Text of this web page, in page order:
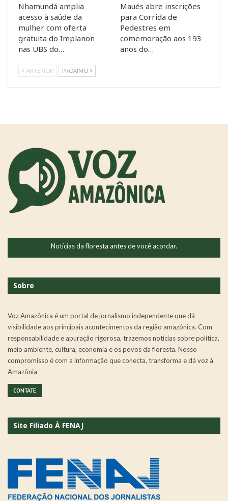
Nhamundá amplia
acesso à saúde da
mulher com oferta
gratuita do Implanon
nas UBS do…
Maués abre inscrições
para Corrida de
Pedestres em
comemoração aos 193
anos do…
ANTERIOR PRÓXIMO
Notícias da floresta antes de você acordar.
Sobre
Voz Amazônica é um portal de jornalismo independente que dá
visibilidade aos principais acontecimentos da região amazônica. Com
responsabilidade e apuração rigorosa, trazemos notícias sobre política,
meio ambiente, cultura, economia e os povos da floresta. Nosso
compromisso é com a informação que conecta, transforma e dá voz à
Amazônia
CONTATE
Site Filiado À FENAJ